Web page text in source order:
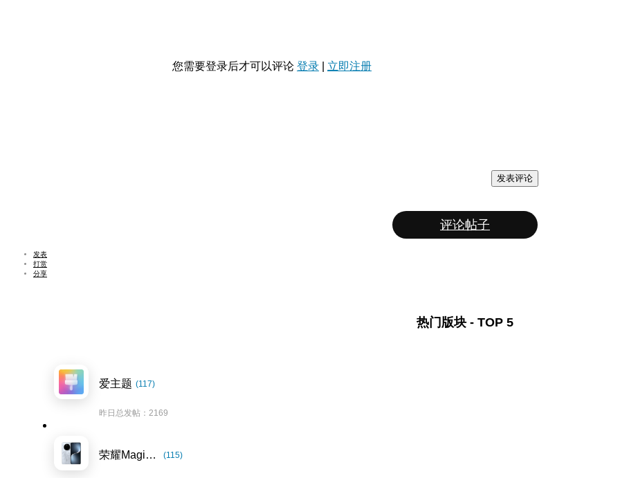
您需要登录后才可以评论 登录 立即注册
发表评论
评论帖子
发表
打赏
分享
热门版块 - TOP 5
爱主题 (117)
昨日总发帖：2169
荣耀Magic7系列 (115)